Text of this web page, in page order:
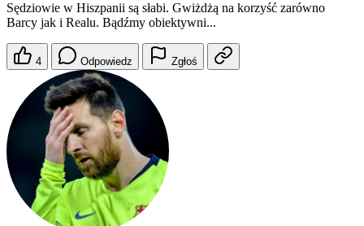
Sędziowie w Hiszpanii są słabi. Gwiżdżą na korzyść zarówno
Barcy jak i Realu. Bądźmy obiektywni...
4 Odpowiedz Zgłoś